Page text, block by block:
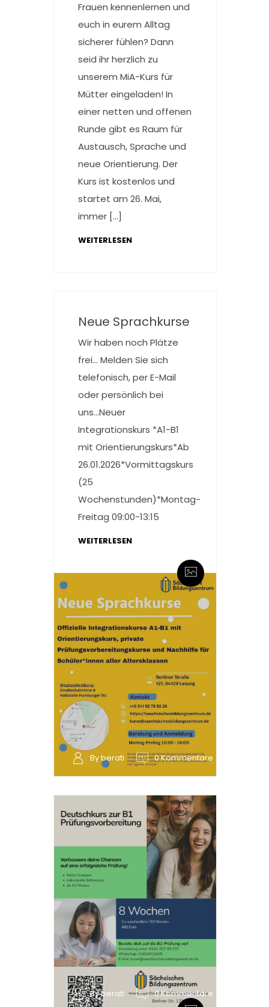
Frauen kennenlernen und
euch in eurem Alltag
sicherer fühlen? Dann
seid ihr herzlich zu
unserem MiA-Kurs für
Mütter eingeladen! In
einer netten und offenen
Runde gibt es Raum für
Austausch, Sprache und
neue Orientierung. Der
Kurs ist kostenlos und
startet am 26. Mai,
immer […]
WEITERLESEN
Neue Sprachkurse
Wir haben noch Plätze
frei… Melden Sie sich
telefonisch, per E-Mail
oder persönlich bei
uns...Neuer
Integrationskurs *A1-B1
mit Orientierungskurs*Ab
26.01.2026*Vormittagskurs
(25
Wochenstunden)*Montag-
Freitag 09:00-13:15
WEITERLESEN
By berati 0 Kommentare
By berati 0 Kommentare